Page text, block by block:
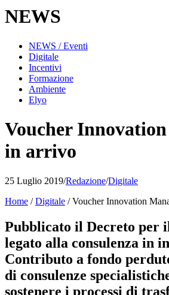
NEWS
NEWS / Eventi
Digitale
Incentivi
Formazione
Ambiente
Elyo
Voucher
in arrivo
25 Luglio 2019/Redazione/Digitale
Home /Digitale /Voucher Innovation
Pubblicato il Decreto per
legato alla consulenza in
Contributo a fondo
di consulenze
sostenere i processi di